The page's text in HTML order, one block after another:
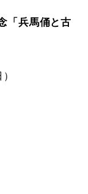
「兵馬俑と古